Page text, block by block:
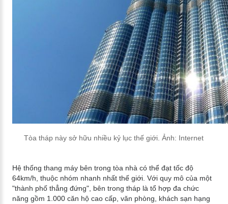
Tòa tháp này sở hữu nhiều kỷ lục thế giới. Ảnh: Internet
Hệ thống thang máy bên trong tòa nhà có thể đạt tốc độ
64km/h, thuộc nhóm nhanh nhất thế giới. Với quy mô của một
"thành phố thẳng đứng", bên trong tháp là tổ hợp đa chức
năng gồm 1.000 căn hộ cao cấp, văn phòng, khách sạn hạng